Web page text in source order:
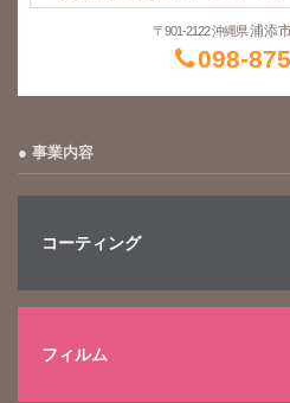
〒901-2122 沖縄県浦添
098-
事業内容
コーティング
フィルム